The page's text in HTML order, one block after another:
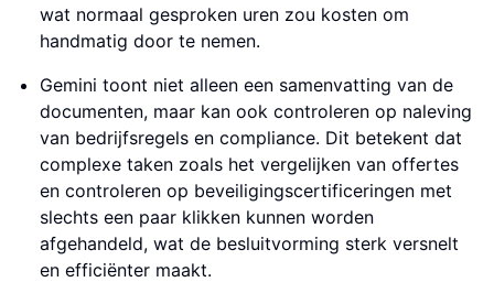
wat normaal gesproken uren zou kosten om
handmatig door te nemen.
Gemini toont niet alleen een samenvatting van de
documenten, maar kan ook controleren op naleving
van bedrijfsregels en compliance. Dit betekent dat
complexe taken zoals het vergelijken van offertes
en controleren op beveiligingscertificeringen met
slechts een paar klikken kunnen worden
afgehandeld, wat de besluitvorming sterk versnelt
en efficiënter maakt.